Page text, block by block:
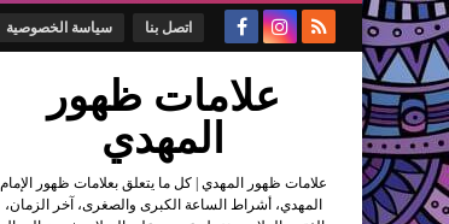
اتصل بنا سياسة الخصوصية
علامات ظهور
المهدي
علامات ظهور المهدي | كل ما يتعلق بعلامات ظهور الإمام
المهدي، أشراط الساعة الكبرى والصغرى، آخر الزمان،